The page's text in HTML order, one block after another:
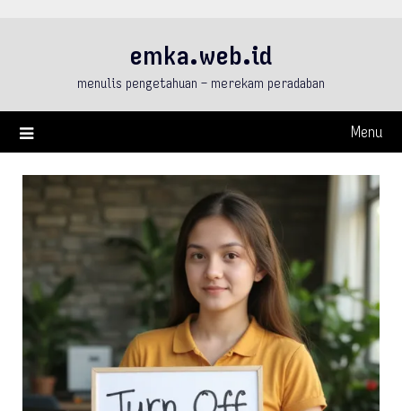
emka.web.id
menulis pengetahuan – merekam peradaban
Menu